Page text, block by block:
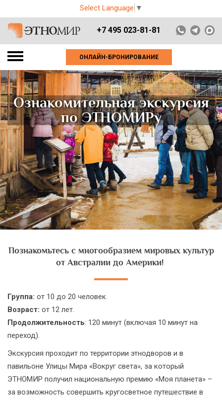
Select Language ▼
+7 495 023-81-81
ОНЛАЙН-БРОНИРОВАНИЕ
Ознакомительная экскурсия
по ЭТНОМИРу
Познакомьтесь с многообразием мировых культур
от Австралии до Америки!
Группа: от 10 до 20 человек.
Возраст: от 12 лет.
Продолжительность: 120 минут (включая 10 минут на
переход).
Экскурсия проходит по территории этнодворов и в
павильоне Улицы Мира «Вокруг света», за который
ЭТНОМИР получил национальную премию «Моя планета» –
за возможность совершить кругосветное путешествие в